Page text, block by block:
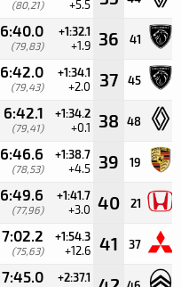
(80,21) +5.5
6:40.0
(79,83)
+1:32.1
+1.9 36 41
6:42.0
(79,43)
+1:34.1
+2.0 37 45
6:42.1
(79,41)
+1:34.2
+0.1 38 48
6:46.6
(78,53)
+1:38.7
+4.5 39 19
6:49.6
(77,96)
+1:41.7
+3.0 40 21
7:02.2
(75,63)
+1:54.3
+12.6 41 37
7:45.0 +2:37.1